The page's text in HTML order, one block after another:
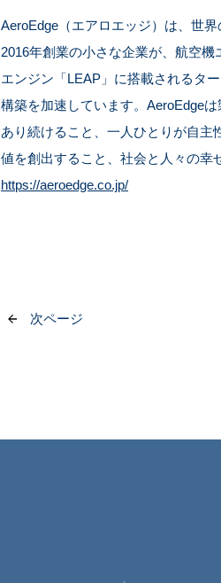
AeroEdge（エアロエッジ）は、世
2016年創業の小さな企業が、航空
エンジン「LEAP」に搭載されるタ
構築を加速しています。AeroEdge
あり続けること、一人ひとりが自主
値を創出すること、社会と人々の幸
https://aeroedge.co.jp/
次ページ